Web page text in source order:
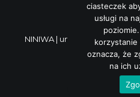
NINIWA | uncreative: studio
ciasteczek
usługi na
oznacza, że
na ich